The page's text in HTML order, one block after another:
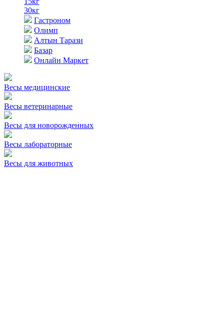
30кг
Гастроном
Олимп
Алтын Тарази
Базар
Онлайн Маркет
Весы медицинские
Весы ветеринарные
Весы для новорожденных
Весы лабораторные
Весы для животных